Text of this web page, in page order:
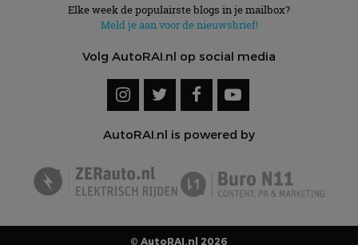
Elke week de populairste blogs in je mailbox?
Meld je aan voor de nieuwsbrief!
Volg AutoRAI.nl op social media
AutoRAI.nl is powered by
© AutoRAI.nl 2026